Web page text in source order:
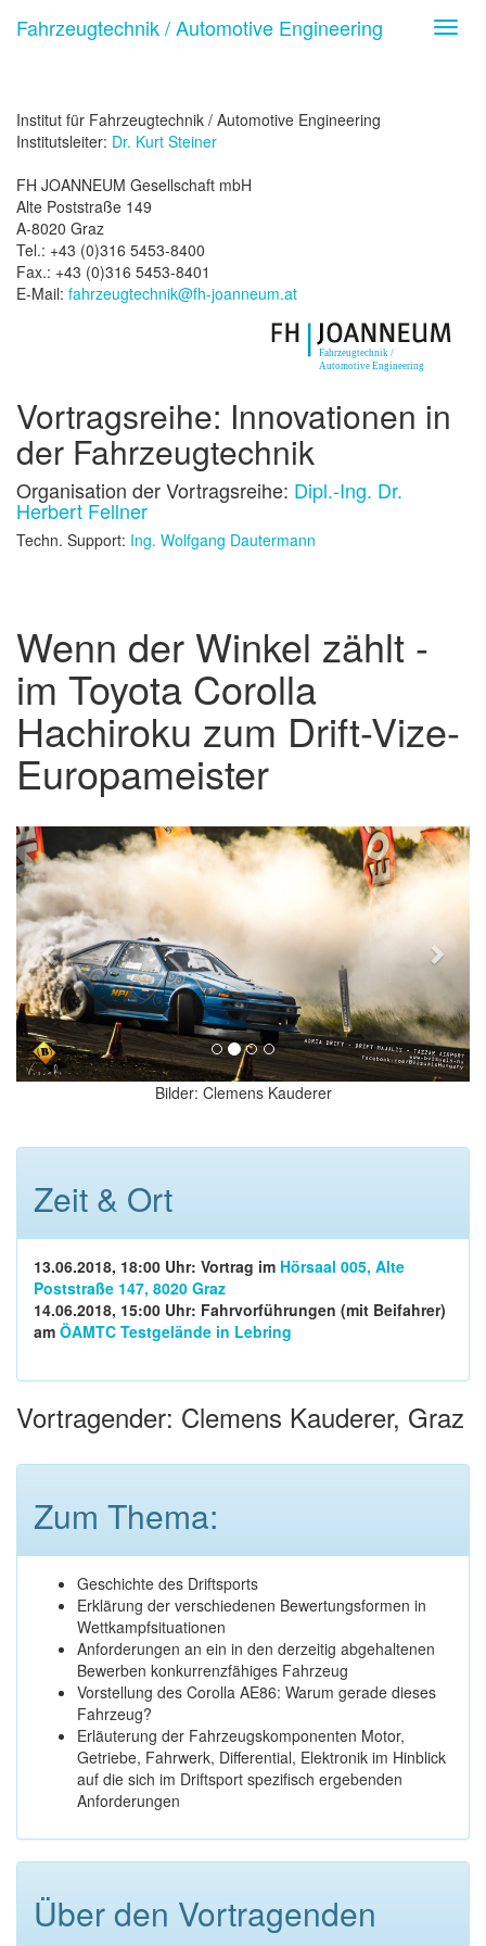
Fahrzeugtechnik / Automotive Engineering
Institut für Fahrzeugtechnik / Automotive Engineering
Institutsleiter: Dr. Kurt Steiner
FH JOANNEUM Gesellschaft mbH
Alte Poststraße 149
A-8020 Graz
Tel.: +43 (0)316 5453-8400
Fax.: +43 (0)316 5453-8401
E-Mail: fahrzeugtechnik@fh-joanneum.at
Vortragsreihe: Innovationen in
der Fahrzeugtechnik
Organisation der Vortragsreihe: Dipl.-Ing. Dr.
Herbert Fellner
Techn. Support: Ing. Wolfgang Dautermann
Wenn der Winkel zählt -
im Toyota Corolla
Hachiroku zum Drift-Vize-
Europameister
Bilder: Clemens Kauderer
Zeit & Ort
13.06.2018, 18:00 Uhr: Vortrag im Hörsaal 005, Alte
Poststraße 147, 8020 Graz
14.06.2018, 15:00 Uhr: Fahrvorführungen (mit Beifahrer)
am ÖAMTC Testgelände in Lebring
Vortragender: Clemens Kauderer, Graz
Zum Thema:
Geschichte des Driftsports
Erklärung der verschiedenen Bewertungsformen in
Wettkampfsituationen
Anforderungen an ein in den derzeitig abgehaltenen
Bewerben konkurrenzfähiges Fahrzeug
Vorstellung des Corolla AE86: Warum gerade dieses
Fahrzeug?
Erläuterung der Fahrzeugskomponenten Motor,
Getriebe, Fahrwerk, Differential, Elektronik im Hinblick
auf die sich im Driftsport spezifisch ergebenden
Anforderungen
Über den Vortragenden